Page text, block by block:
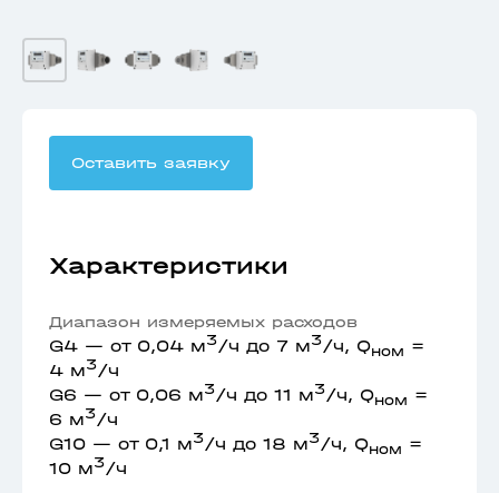
Оставить заявку
Характеристики
Диапазон измеряемых расходов
G4 — от 0,04 м3/ч до 7 м3/ч, Qном =
4 м3/ч
G6 — от 0,06 м3/ч до 11 м3/ч, Qном =
6 м3/ч
G10 — от 0,1 м3/ч до 18 м3/ч, Qном =
10 м3/ч